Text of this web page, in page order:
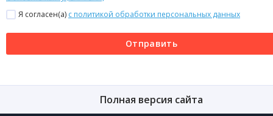
Я согласен(a) с политикой обработки персональных данных
Отправить
Полная версия сайта